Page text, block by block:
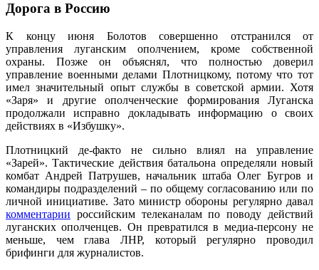
Дорога в Россию
К концу июня Болотов совершенно отстранился от
управления луганским ополчением, кроме собственной
охраны. Позже он объяснял, что полностью доверил
управление военными делами Плотницкому, потому что тот
имел значительный опыт службы в советской армии. Хотя
«Заря» и другие ополченческие формирования Луганска
продолжали исправно докладывать информацию о своих
действиях в «Избушку».
Плотницкий де-факто не сильно влиял на управление
«Зарей». Тактические действия батальона определяли новый
комбат Андрей Патрушев, начальник штаба Олег Бугров и
командиры подразделений – по общему согласованию или по
личной инициативе. Зато министр обороны регулярно давал
комментарии российским телеканалам по поводу действий
луганских ополченцев. Он превратился в медиа-персону не
меньше, чем глава ЛНР, который регулярно проводил
брифинги для журналистов.